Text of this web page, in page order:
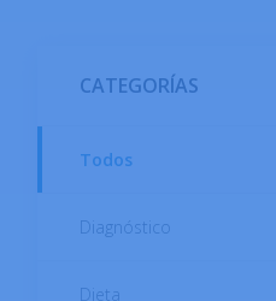
CATEGORÍAS
Todos
Diagnóstico
Dieta